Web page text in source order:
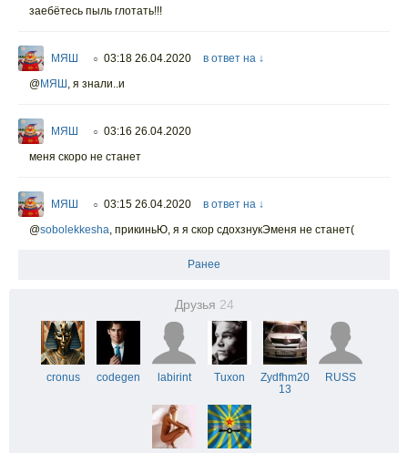
заебётесь пыль глотать!!!
МЯШ ○ 03:18 26.04.2020
в ответ на ↓
@МЯШ , я знали..и
МЯШ ○ 03:16 26.04.2020
меня скоро не станет
МЯШ ○ 03:15 26.04.2020
в ответ на ↓
@sobolekkesha, прикиньЮ, я я скор сдохзнукЭменя не станет(
Ранее
Друзья 24
cronus codegen labirint Tuxon
Zydfhm20
13
RUSS